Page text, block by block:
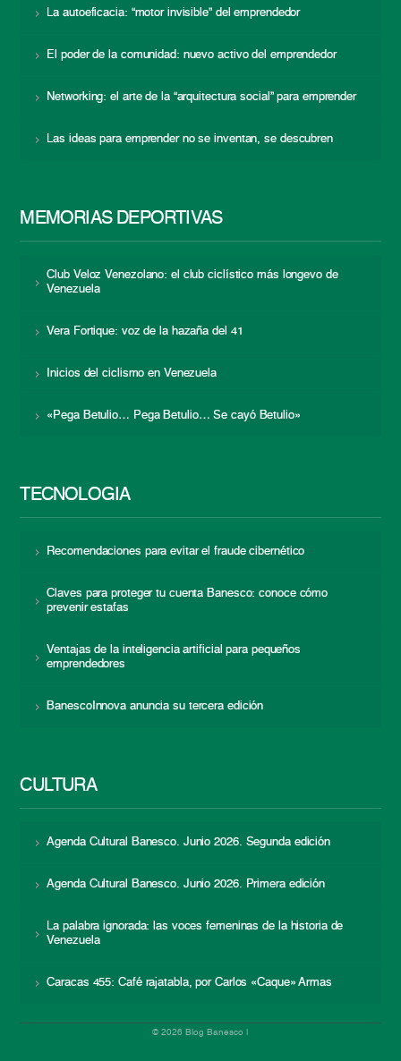
La autoeficacia: “motor invisible” del emprendedor
El poder de la comunidad: nuevo activo del emprendedor
Networking: el arte de la “arquitectura social” para emprender
Las ideas para emprender no se inventan, se descubren
MEMORIAS DEPORTIVAS
Club Veloz Venezolano: el club ciclístico más longevo de
Venezuela
Vera Fortique: voz de la hazaña del 41
Inicios del ciclismo en Venezuela
«Pega Betulio… Pega Betulio… Se cayó Betulio»
TECNOLOGÍA
Recomendaciones para evitar el fraude cibernético
Claves para proteger tu cuenta Banesco: conoce cómo
prevenir estafas
Ventajas de la inteligencia artificial para pequeños
emprendedores
BanescoInnova anuncia su tercera edición
CULTURA
Agenda Cultural Banesco. Junio 2026. Segunda edición
Agenda Cultural Banesco. Junio 2026. Primera edición
La palabra ignorada: las voces femeninas de la historia de
Venezuela
Caracas 455: Café rajatabla, por Carlos «Caque» Armas
© 2026 Blog Banesco |